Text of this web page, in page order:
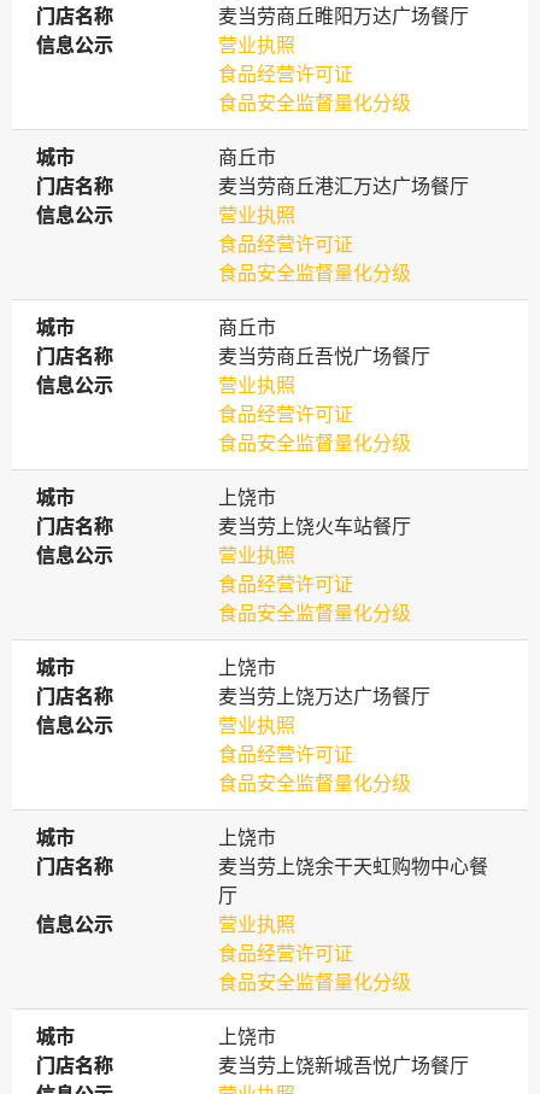
门店名称
门店名称
麦当劳商丘睢阳万达广场餐厅
信息公示
信息公示
营业执照
食品经营许可证
食品安全监督量化分级
城市
城市
商丘市
门店名称
门店名称
麦当劳商丘港汇万达广场餐厅
信息公示
信息公示
营业执照
食品经营许可证
食品安全监督量化分级
城市
城市
商丘市
门店名称
门店名称
麦当劳商丘吾悦广场餐厅
信息公示
信息公示
营业执照
食品经营许可证
食品安全监督量化分级
城市
城市
上饶市
门店名称
门店名称
麦当劳上饶火车站餐厅
信息公示
信息公示
营业执照
食品经营许可证
食品安全监督量化分级
城市
城市
上饶市
门店名称
门店名称
麦当劳上饶万达广场餐厅
信息公示
信息公示
营业执照
食品经营许可证
食品安全监督量化分级
城市
城市
上饶市
门店名称
门店名称
麦当劳上饶余干天虹购物中心餐
厅
信息公示
信息公示
营业执照
食品经营许可证
食品安全监督量化分级
城市
城市
上饶市
门店名称
门店名称
麦当劳上饶新城吾悦广场餐厅